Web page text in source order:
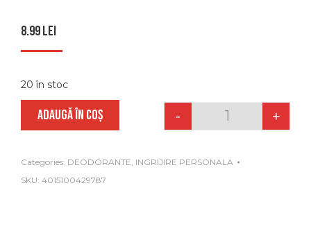
8.99lei
20 în stoc
Quantity
- +
ADAUGĂ ÎN COȘ
Categories: DEODORANTE, INGRIJIRE PERSONALA
SKU: 4015100429787